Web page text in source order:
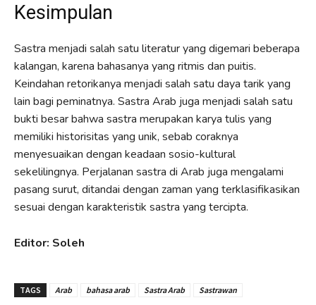
Kesimpulan
Sastra menjadi salah satu literatur yang digemari beberapa
kalangan, karena bahasanya yang ritmis dan puitis.
Keindahan retorikanya menjadi salah satu daya tarik yang
lain bagi peminatnya. Sastra Arab juga menjadi salah satu
bukti besar bahwa sastra merupakan karya tulis yang
memiliki historisitas yang unik, sebab coraknya
menyesuaikan dengan keadaan sosio-kultural
sekelilingnya. Perjalanan sastra di Arab juga mengalami
pasang surut, ditandai dengan zaman yang terklasifikasikan
sesuai dengan karakteristik sastra yang tercipta.
Editor: Soleh
TAGS Arab bahasa arab Sastra Arab Sastrawan